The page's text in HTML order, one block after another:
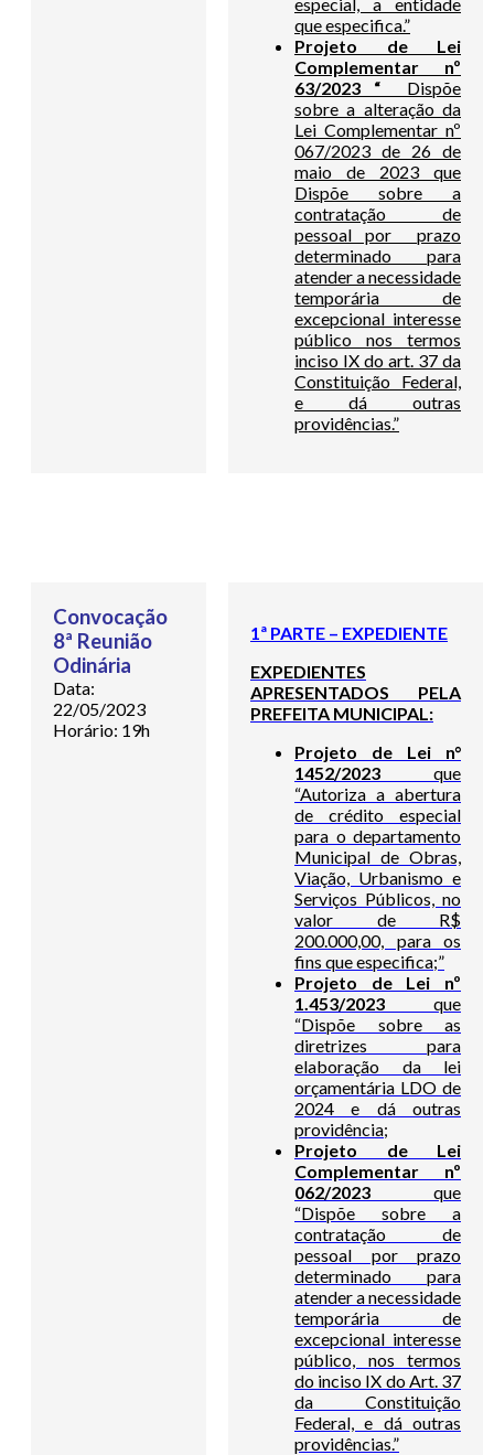
que especifica.”
Projeto de Lei
Complementar nº
63/2023 “
Dispõe
sobre a alteração da
Lei Complementar nº
067/2023 de 26 de
maio de 2023 que
Dispõe sobre a
contratação de
pessoal por prazo
determinado para
atender a necessidade
temporária de
excepcional interesse
público nos termos
inciso IX do art. 37 da
Constituição Federal,
e dá outras
providências.”
Convocação
8ª Reunião
Odinária
Data:
22/05/2023
Horário: 19h
1ª PARTE – EXPEDIENTE
EXPEDIENTES
APRESENTADOS PELA
PREFEITA MUNICIPAL:
Projeto de Lei n°
1452/2023 que
“Autoriza a abertura
de crédito especial
para o departamento
Municipal de Obras,
Viação, Urbanismo e
Serviços Públicos, no
valor de R$
200.000,00, para os
fins que especifica;”
Projeto de Lei nº
1.453/2023 que
“Dispõe sobre as
diretrizes para
elaboração da lei
orçamentária LDO de
2024 e dá outras
providência;
Projeto de Lei
Complementar nº
062/2023 que
“Dispõe sobre a
contratação de
pessoal por prazo
determinado para
atender a necessidade
temporária de
excepcional interesse
público, nos termos
do inciso IX do Art. 37
da Constituição
Federal, e dá outras
providências.”